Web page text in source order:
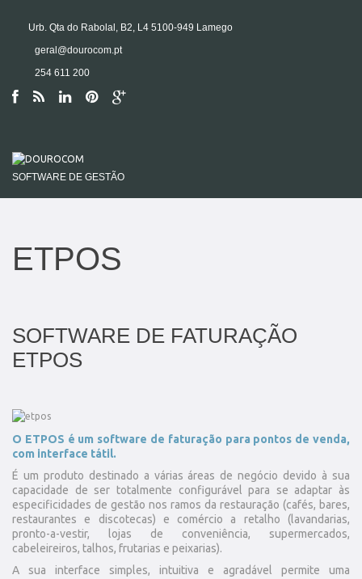
Urb. Qta do Rabolal, B2, L4 5100-949 Lamego
geral@dourocom.pt
254 611 200
SOFTWARE DE GESTÃO
ETPOS
SOFTWARE DE FATURAÇÃO
ETPOS
O ETPOS é um software de faturação para pontos de venda,
com interface tátil.
É um produto destinado a várias áreas de negócio devido à sua
capacidade de ser totalmente configurável para se adaptar às
especificidades de gestão nos ramos da restauração (cafés, bares,
restaurantes e discotecas) e comércio a retalho (lavandarias,
pronto-a-vestir, lojas de conveniência, supermercados,
cabeleireiros, talhos, frutarias e peixarias).
A sua interface simples, intuitiva e agradável permite uma